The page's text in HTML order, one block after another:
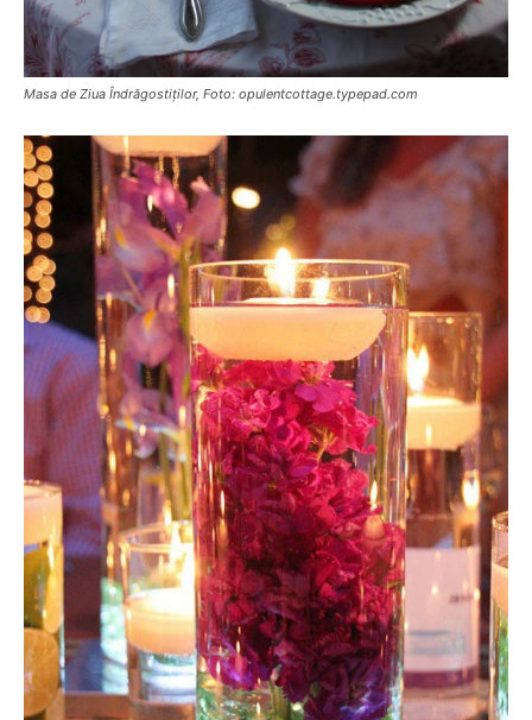
Masa de Ziua Îndrăgostiților, Foto: opulentcottage.typepad.com